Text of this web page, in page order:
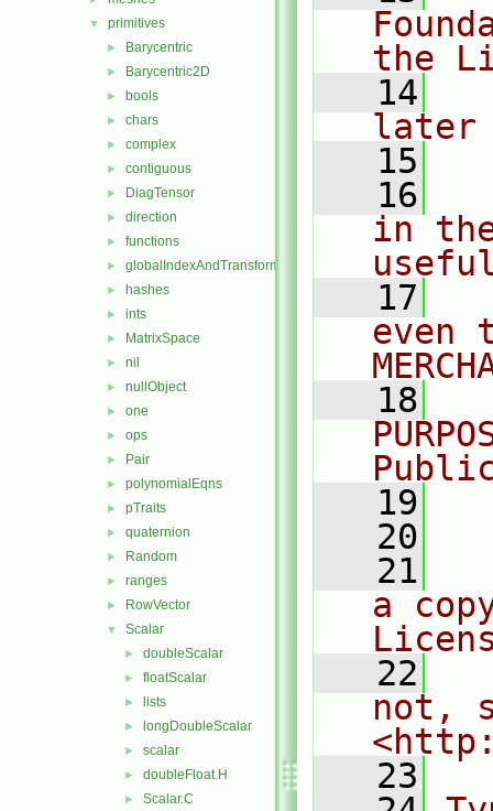
▼ primitives
► Barycentric
► Barycentric2D
► bools
► chars
► complex
► contiguous
► DiagTensor
► direction
► functions
► globalIndexAndTransform
► hashes
► ints
► MatrixSpace
► nil
► nullObject
► one
► ops
► Pair
► polynomialEqns
► pTraits
► quaternion
► Random
► ranges
► RowVector
▼ Scalar
► doubleScalar
► floatScalar
► lists
► longDoubleScalar
► scalar
► doubleFloat.H
► Scalar.C
the
   14
later
   15
   16
in
   17
even
   18
   19
   20
   21
a
   22
not,
   23